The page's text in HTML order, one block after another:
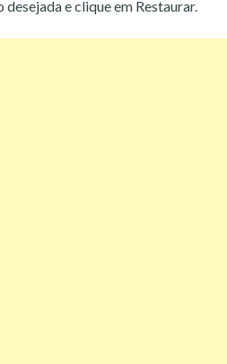
e clique em Restaurar.